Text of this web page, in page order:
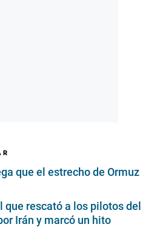
que el estrecho de Ormuz
que rescató a los pilotos del
Irán y marcó un hito